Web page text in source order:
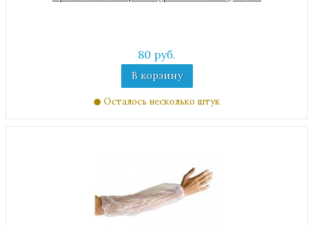
80 руб.
В корзину
Осталось несколько штук